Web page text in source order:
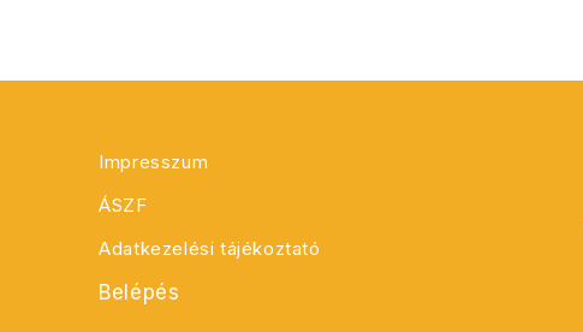
Impresszum
ÁSZF
Adatkezelési tájékoztató
Belépés